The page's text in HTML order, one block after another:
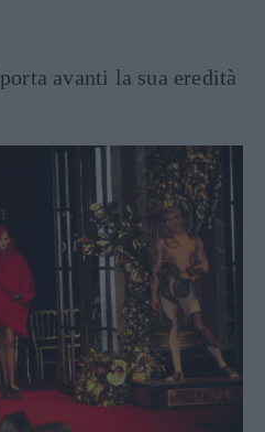
porta avanti la sua eredità